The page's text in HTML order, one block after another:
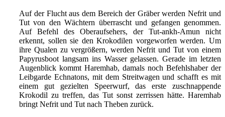
Auf der Flucht aus dem Bereich der Gräber werden Nefrit und
Tut von den Wächtern überrascht und gefangen genommen.
Auf Befehl des Oberaufsehers, der Tut-ankh-Amun nicht
erkennt, sollen sie den Krokodilen vorgeworfen werden. Um
ihre Qualen zu vergrößern, werden Nefrit und Tut von einem
Papyrusboot langsam ins Wasser gelassen. Gerade im letzten
Augenblick kommt Haremhab, damals noch Befehlshaber der
Leibgarde Echnatons, mit dem Streitwagen und schafft es mit
einem gut gezielten Speerwurf, das erste zuschnappende
Krokodil zu treffen, das Tut sonst zerrissen hätte. Haremhab
bringt Nefrit und Tut nach Theben zurück.